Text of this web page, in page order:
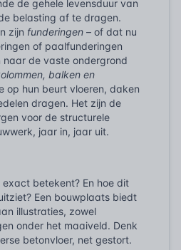
de gehele levensduur van
belasting af te dragen.
zijn funderingen – of dat nu
of paalfunderingen
naar de vaste ondergrond
balken en
op hun beurt vloeren, daken
dragen. Het zijn de
voor de structurele
jaar in, jaar uit.
betekent? En hoe dit
Een bouwplaats biedt
illustraties, zowel
onder het maaiveld. Denk
betonvloer, net gestort.